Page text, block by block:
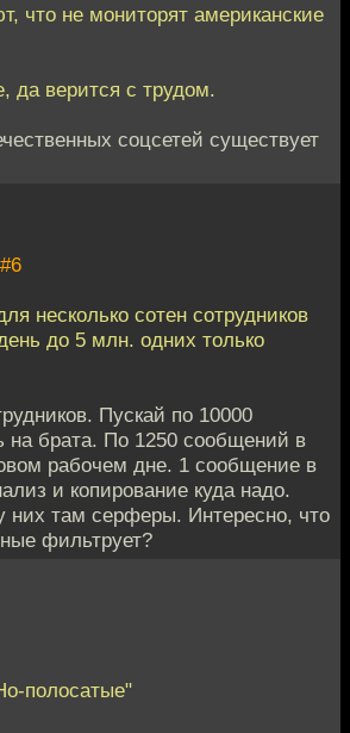
что не мониторят американские
да верится с трудом.
соцсетей существует
#6
несколько сотен сотрудников
до 5 млн. одних только
Пускай по 10000
на брата. По 1250 сообщений в
рабочем дне. 1 сообщение в
и копирование куда надо.
них там серферы. Интересно, что
фильтрует?
полосатые"